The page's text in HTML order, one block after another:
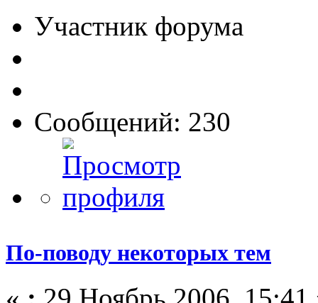
Участник форума
Сообщений: 230
По-поводу некоторых тем